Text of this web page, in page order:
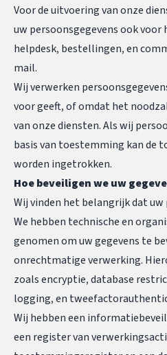
Voor de uitvoering van onze
uw persoonsgegevens ook
helpdesk, bestellingen, en
mail.
Wij verwerken
voor geeft, of omdat het
van onze diensten. Als wij
basis van toestemming kan de
worden ingetrokken.
Hoe beveiligen we uw
Wij vinden het belangrijk dat
We hebben technische en
genomen om uw gegevens te
onrechtmatige verwerking.
zoals encryptie, database
logging, en
Wij hebben een
een register van